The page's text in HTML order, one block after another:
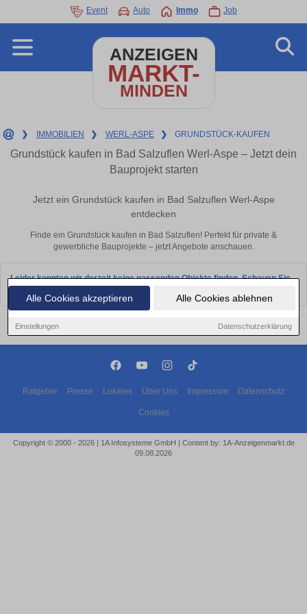
Alle Cookies akzeptieren Alle Cookies ablehnen
Einstellungen Datenschutzerklärung
Event Auto Immo Job
ANZEIGEN
MARKT-
MINDEN
❯ IMMOBILIEN ❯ WERL-ASPE ❯ GRUNDSTÜCK-KAUFEN
Grundstück kaufen in Bad Salzuflen Werl-Aspe – Jetzt dein
Bauprojekt starten
Jetzt ein Grundstück kaufen in Bad Salzuflen Werl-Aspe
entdecken
Finde ein Grundstück kaufen in Bad Salzuflen! Perfekt für private &
gewerbliche Bauprojekte – jetzt Angebote anschauen.
Leider konnten wir derzeit keine passenden Objekte finden. Schauen Sie
Ratgeber Presse Lokales Über Uns Impressum Datenschutz
Cookies
Copyright © 2000 - 2026 | 1A Infosysteme GmbH | Content by: 1A-Anzeigenmarkt.de
09.08.2026